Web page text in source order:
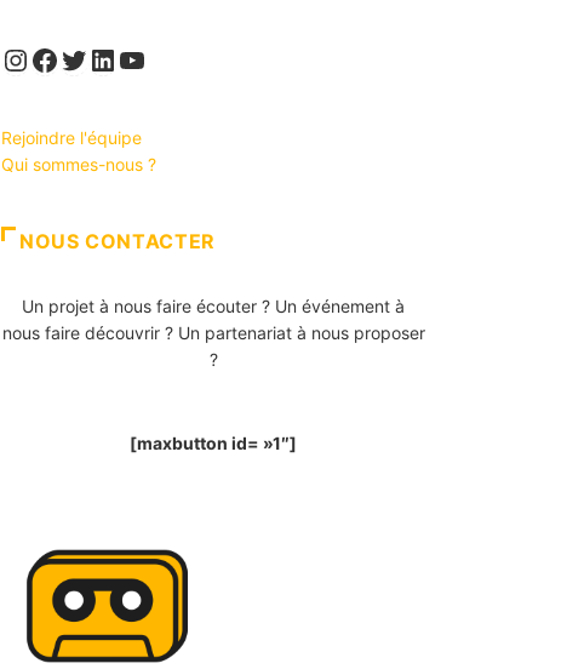
Instagram
Facebook
Twitter
LinkedIn
YouTube
Rejoindre l'équipe
Qui sommes-nous ?
NOUS CONTACTER
Un projet à nous faire écouter ? Un événement à
nous faire découvrir ? Un partenariat à nous proposer
?
[maxbutton id= »1″]